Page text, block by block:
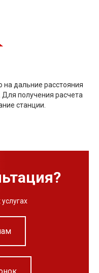
дальние расстояния
получения расчета
станции.